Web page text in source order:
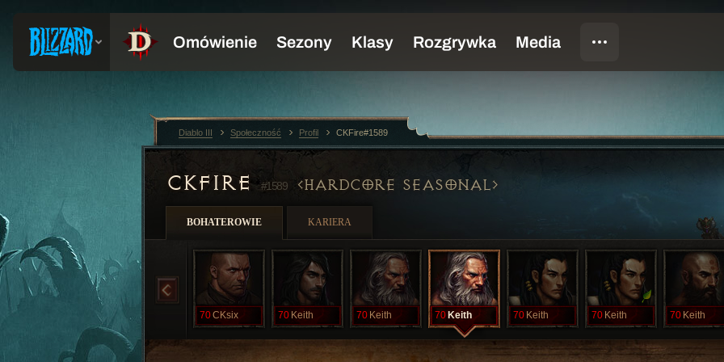
CKFIRE#1589 HARDCORE SEASONAL
BOHATEROWIE KARIERA
70CKsix 70 Keith 70 Keith 70 Keith 70 Keith 70 Keith 70 Keith
Diablo III Społeczność Profil CKFire#1589